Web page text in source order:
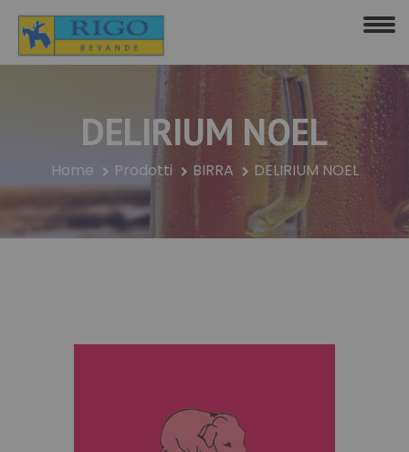
DELIRIUM NOEL
Home Prodotti BIRRA DELIRIUM NOEL